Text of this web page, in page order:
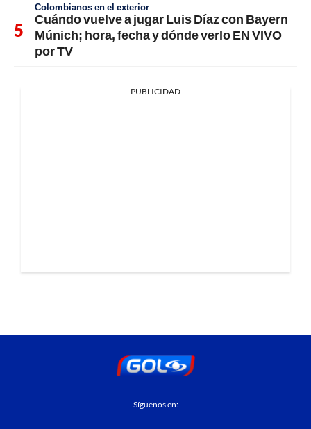
Colombianos en el exterior
Cuándo vuelve a jugar Luis Díaz con Bayern
Múnich; hora, fecha y dónde verlo EN VIVO
por TV
PUBLICIDAD
Síguenos en: